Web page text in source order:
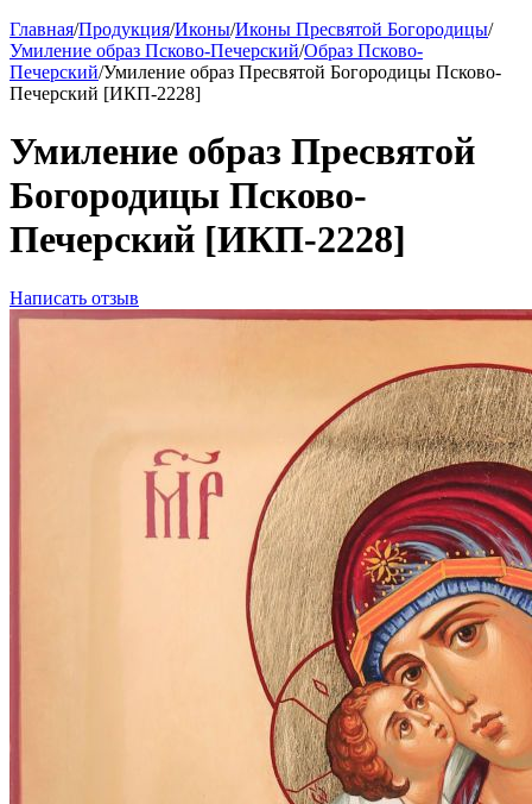
Главная/Продукция/Иконы/Иконы Пресвятой Богородицы/
Умиление образ Псково-Печерский/Образ Псково-
Печерский/Умиление образ Пресвятой Богородицы Псково-
Печерский [ИКП-2228]
Умиление образ Пресвятой
Богородицы Псково-
Печерский [ИКП-2228]
Написать отзыв